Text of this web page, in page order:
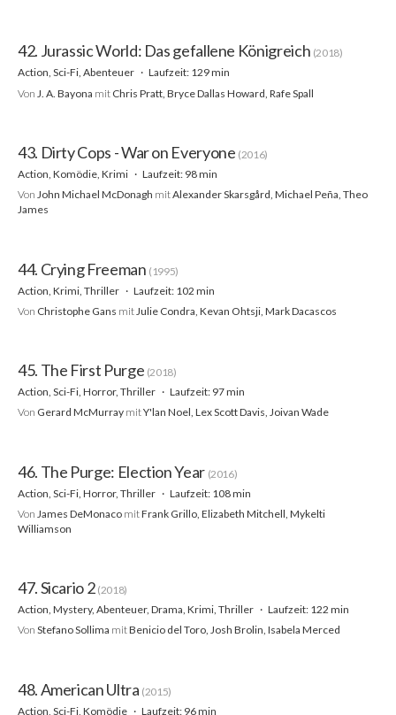
42. Jurassic World: Das gefallene Königreich (2018)
Action, Sci-Fi, Abenteuer
Laufzeit: 129 min
Von J. A. Bayona mit Chris Pratt, Bryce Dallas Howard, Rafe Spall
43. Dirty Cops - War on Everyone (2016)
Action, Komödie, Krimi
Laufzeit: 98 min
Von John Michael McDonagh mitAlexander Skarsgård, Michael Peña, Theo
James
44. Crying Freeman (1995)
Action, Krimi, Thriller
Laufzeit: 102 min
Von Christophe Gans mit Julie Condra, Kevan Ohtsji, Mark Dacascos
45. The First Purge (2018)
Action, Sci-Fi, Horror, Thriller
Laufzeit: 97 min
Von Gerard McMurray mitY'lan Noel, Lex Scott Davis, Joivan Wade
46. The Purge: Election Year (2016)
Action, Sci-Fi, Horror, Thriller
Laufzeit: 108 min
Von James DeMonaco mitFrank Grillo, Elizabeth Mitchell, Mykelti
Williamson
47. Sicario 2 (2018)
Action, Mystery, Abenteuer, Drama, Krimi, Thriller
Laufzeit: 122 min
Von Stefano Sollima mitBenicio del Toro, Josh Brolin, Isabela Merced
48. American Ultra (2015)
Action, Sci-Fi, Komödie
Laufzeit: 96 min